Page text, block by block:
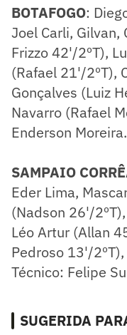
BOTAFOGO:
Joel Carli, Gilvan,
Frizzo 42'/2ºT),
(Rafael 21'/2ºT),
Gonçalves (Luiz
Navarro (Rafael
Enderson Moreira.
SAMPAIO
Eder Lima,
(Nadson 26'/
Léo Artur (Allan
Pedroso 13'/
Técnico: Felipe
SUGERIDA